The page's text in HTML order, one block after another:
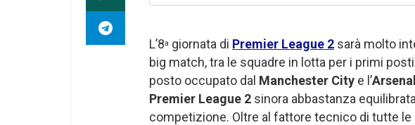
L’8a giornata di Premier League 2 sarà molto
big match, tra le squadre in lotta per i primi
posto occupato dal Manchester City e l’Arsenal
Premier League 2 sinora abbastanza
competizione. Oltre al fattore tecnico di tutte le